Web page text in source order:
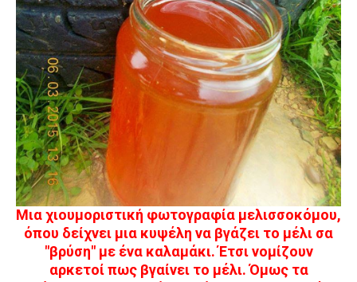
Μια χιουμοριστική φωτογραφία μελισσοκόμου,
όπου δείχνει μια κυψέλη να βγάζει το μέλι σα
"βρύση" με ένα καλαμάκι. Έτσι νομίζουν
αρκετοί πως βγαίνει το μέλι. Όμως τα